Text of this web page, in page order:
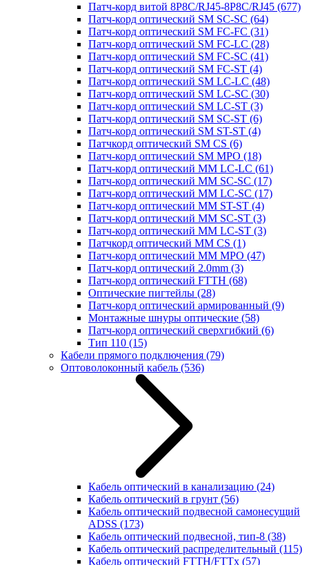
Патч-корд витой 8P8C/RJ45-8P8C/RJ45 (677)
Патч-корд оптический SM SC-SC (64)
Патч-корд оптический SM FC-FC (31)
Патч-корд оптический SM FC-LC (28)
Патч-корд оптический SM FC-SC (41)
Патч-корд оптический SM FC-ST (4)
Патч-корд оптический SM LC-LC (48)
Патч-корд оптический SM LC-SC (30)
Патч-корд оптический SM LC-ST (3)
Патч-корд оптический SM SC-ST (6)
Патч-корд оптический SM ST-ST (4)
Патчкорд оптический SM CS (6)
Патч-корд оптический SM MPO (18)
Патч-корд оптический MM LC-LC (61)
Патч-корд оптический MM SC-SC (17)
Патч-корд оптический MM LC-SC (17)
Патч-корд оптический MM ST-ST (4)
Патч-корд оптический MM SC-ST (3)
Патч-корд оптический MM LC-ST (3)
Патчкорд оптический MM CS (1)
Патч-корд оптический MM MPO (47)
Патч-корд оптический 2.0mm (3)
Патч-корд оптический FTTH (68)
Оптические пигтейлы (28)
Патч-корд оптический армированный (9)
Монтажные шнуры оптические (58)
Патч-корд оптический сверхгибкий (6)
Тип 110 (15)
Кабели прямого подключения (79)
Оптоволоконный кабель (536)
Кабель оптический в канализацию (24)
Кабель оптический в грунт (56)
Кабель оптический подвесной самонесущий
ADSS (173)
Кабель оптический подвесной, тип-8 (38)
Кабель оптический распределительный (115)
Кабель оптический FTTH/FTTx (57)